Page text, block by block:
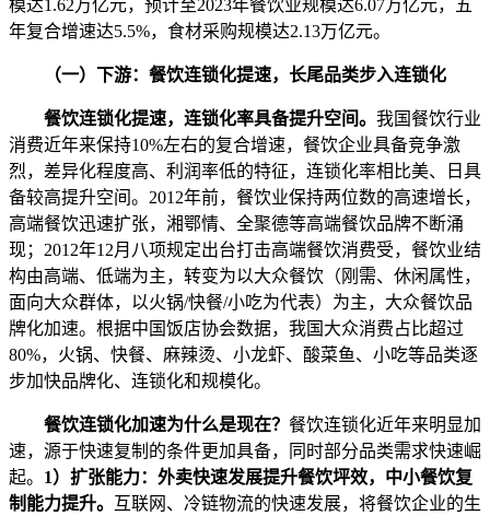
模达1.62万亿元，预计至2023年餐饮业规模达6.07万亿元，五
年复合增速达5.5%，食材采购规模达2.13万亿元。
（一）下游：餐饮连锁化提速，长尾品类步入连锁化
餐饮连锁化提速，连锁化率具备提升空间。 我国餐饮行业
消费近年来保持10%左右的复合增速，餐饮企业具备竞争激
烈，差异化程度高、利润率低的特征，连锁化率相比美、日具
备较高提升空间。2012年前，餐饮业保持两位数的高速增长，
高端餐饮迅速扩张，湘鄂情、全聚德等高端餐饮品牌不断涌
现；2012年12月八项规定出台打击高端餐饮消费受，餐饮业结
构由高端、低端为主，转变为以大众餐饮（刚需、休闲属性，
面向大众群体，以火锅/快餐/小吃为代表）为主，大众餐饮品
牌化加速。根据中国饭店协会数据，我国大众消费占比超过
80%，火锅、快餐、麻辣烫、小龙虾、酸菜鱼、小吃等品类逐
步加快品牌化、连锁化和规模化。
餐饮连锁化加速为什么是现在？ 餐饮连锁化近年来明显加
速，源于快速复制的条件更加具备，同时部分品类需求快速崛
起。 1）扩张能力：外卖快速发展提升餐饮坪效，中小餐饮复
制能力提升。 互联网、冷链物流的快速发展，将餐饮企业的生